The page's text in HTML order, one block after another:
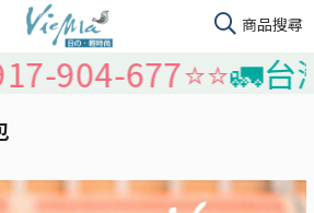
677⭐️⭐️🚛台灣本